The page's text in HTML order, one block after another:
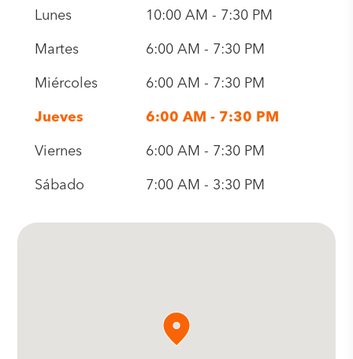
Lunes 10:00 AM - 7:30 PM
Martes 6:00 AM - 7:30 PM
Miércoles 6:00 AM - 7:30 PM
Jueves 6:00 AM - 7:30 PM
Viernes 6:00 AM - 7:30 PM
Sábado 7:00 AM - 3:30 PM